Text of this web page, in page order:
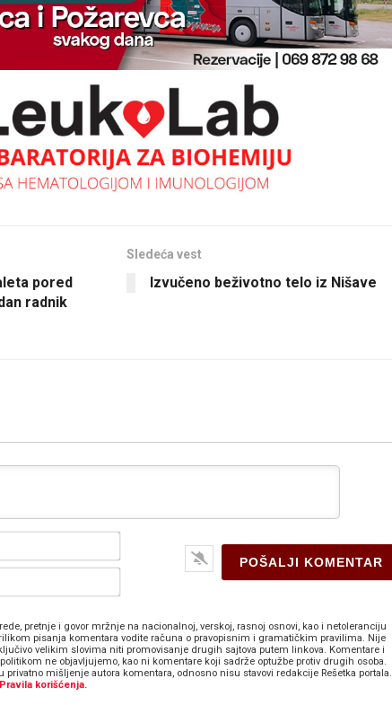
pored
radnik
Sledeća vest
Izvučeno beživotno telo iz Nišave
Ime*
E-
pretnje i govor mržnje na nacionalnoj, verskoj, rasnoj osnovi, kao i netoleranciju
pisanja komentara vodite računa o pravopisnim i gramatičkim pravilima. Nije
velikim slovima niti promovisanje drugih sajtova putem linkova. Komentare i
ne objavljujemo, kao ni komentare koji sadrže optužbe protiv drugih osoba.
privatno mišljenje autora komentara, odnosno nisu stavovi redakcije Rešetka portala.
korišćenja.